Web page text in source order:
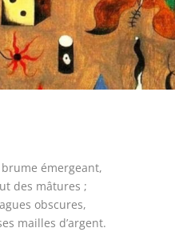
émergeant,
des mâtures ;
obscures,
mailles d’argent.